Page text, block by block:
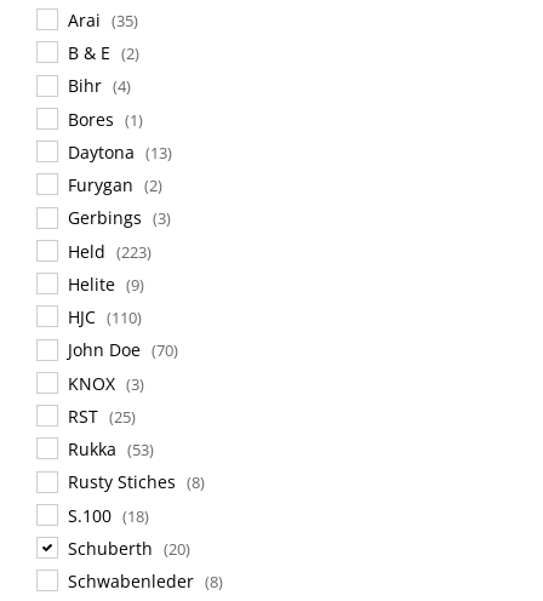
Arai (35)
B & E (2)
Bihr (4)
Bores (1)
Daytona (13)
Furygan (2)
Gerbings (3)
Held (223)
Helite (9)
HJC (110)
John Doe (70)
KNOX (3)
RST (25)
Rukka (53)
Rusty Stiches (8)
S.100 (18)
Schuberth (20)
Schwabenleder (8)